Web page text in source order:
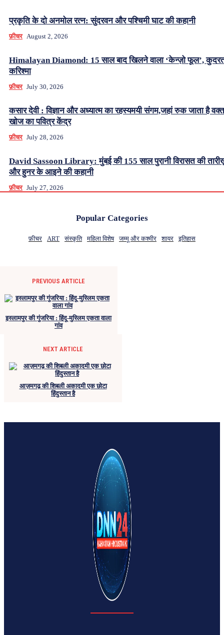
प्रकृति के दो अनमोल रत्न: सुंदरवन और पश्चिमी घाट की कहानी
फ़ीचर August 2, 2026
Himalayan Diamond: 15 साल बाद खिलने वाला ‘केन्ज़ो फूल’,
करिश्मा
फ़ीचर July 30, 2026
कसार देवी : विज्ञान और अध्यात्म का रहस्यमयी संगम,जहां रुक जाता है
खोज का पवित्र केंद्र
फ़ीचर July 28, 2026
David Sassoon Library: मुंबई की 155 साल पुरानी विरासत की
और हुनर के आइने की कहानी
फ़ीचर July 27, 2026
Popular Categories
फ़ीचर ART संस्कृति महिला विशेष जम्मू और कश्मीर शायर इतिहास
PREVIOUS ARTICLE
इस्लामपुर की गुंजरिया : हिंदू-मुस्लिम एकता वाला
गांव
NEXT ARTICLE
आज़मगढ़ की शिबली अकादमी एक छोटा
हिंदुस्तान है